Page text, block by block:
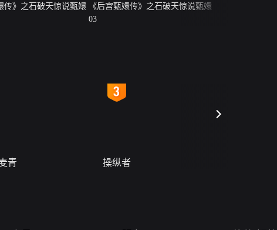
传》之石破天惊说甄嬛
《后宫甄嬛传》之石破天惊说甄嬛
03
青 操纵者